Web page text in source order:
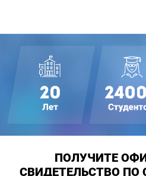
ПОЛУЧИТЕ
СВИДЕТЕЛЬСТВО ПО